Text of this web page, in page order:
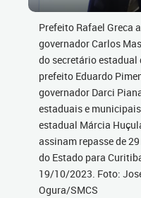
Prefeito Rafael Greca
governador Carlos
do secretário estadual
prefeito Eduardo
governador Darci
estaduais e
estadual Márcia
assinam repasse de
do Estado para
19/10/2023. Foto:
Ogura/SMCS